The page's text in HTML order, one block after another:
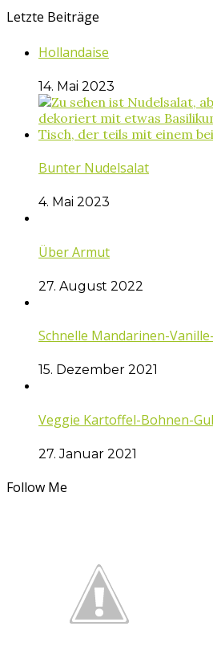
Letzte Beiträge
Hollandaise
14. Mai 2023
Bunter Nudelsalat
4. Mai 2023
Über Armut
27. August 2022
Schnelle Mandarinen-
15. Dezember 2021
Veggie Kartoffel-Bohnen-
27. Januar 2021
Follow Me